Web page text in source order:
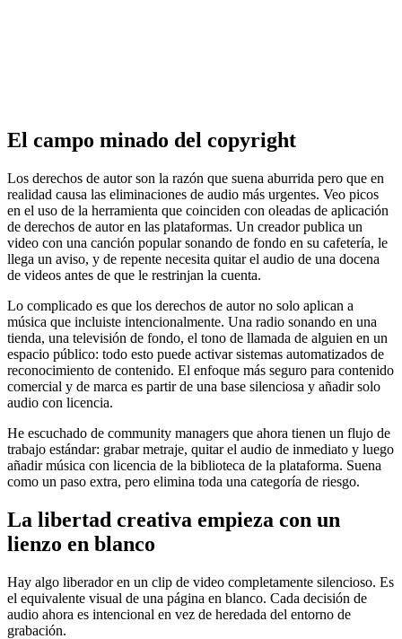
El campo minado del copyright
Los derechos de autor son la razón que suena aburrida pero que en
realidad causa las eliminaciones de audio más urgentes. Veo picos
en el uso de la herramienta que coinciden con oleadas de aplicación
de derechos de autor en las plataformas. Un creador publica un
video con una canción popular sonando de fondo en su cafetería, le
llega un aviso, y de repente necesita quitar el audio de una docena
de videos antes de que le restrinjan la cuenta.
Lo complicado es que los derechos de autor no solo aplican a
música que incluiste intencionalmente. Una radio sonando en una
tienda, una televisión de fondo, el tono de llamada de alguien en un
espacio público: todo esto puede activar sistemas automatizados de
reconocimiento de contenido. El enfoque más seguro para contenido
comercial y de marca es partir de una base silenciosa y añadir solo
audio con licencia.
He escuchado de community managers que ahora tienen un flujo de
trabajo estándar: grabar metraje, quitar el audio de inmediato y luego
añadir música con licencia de la biblioteca de la plataforma. Suena
como un paso extra, pero elimina toda una categoría de riesgo.
La libertad creativa empieza con un
lienzo en blanco
Hay algo liberador en un clip de video completamente silencioso. Es
el equivalente visual de una página en blanco. Cada decisión de
audio ahora es intencional en vez de heredada del entorno de
grabación.